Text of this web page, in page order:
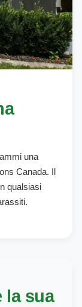
una
Canada. Il
qualsiasi
la sua